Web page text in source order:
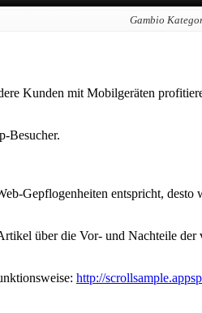
Gambio
Kunden mit Mobilgeräten
Besucher.
Gepflogenheiten entspricht,
über die Vor- und Nachteile
http://